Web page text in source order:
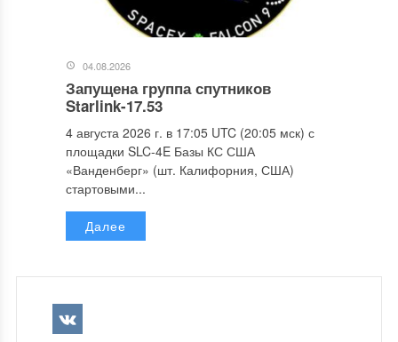
04.08.2026
Запущена группа спутников
Starlink-17.53
4 августа 2026 г. в 17:05 UTC (20:05 мск) с
площадки SLC-4E Базы КС США
«Ванденберг» (шт. Калифорния, США)
стартовыми...
Далее